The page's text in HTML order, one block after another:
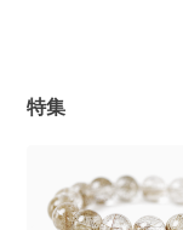
特集